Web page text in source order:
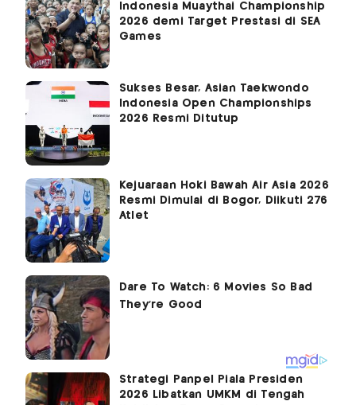
Indonesia Muaythai Championship
2026 demi Target Prestasi di SEA
Games
Sukses Besar, Asian Taekwondo
Indonesia Open Championships
2026 Resmi Ditutup
Kejuaraan Hoki Bawah Air Asia 2026
Resmi Dimulai di Bogor, Diikuti 276
Atlet
Strategi Panpel Piala Presiden
2026 Libatkan UMKM di Tengah